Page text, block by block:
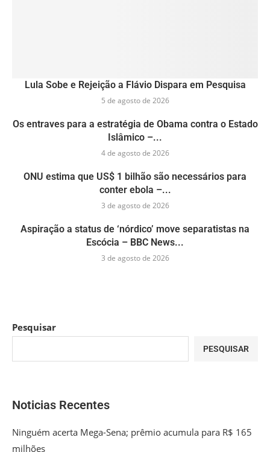
Lula Sobe e Rejeição a Flávio Dispara em Pesquisa
5 de agosto de 2026
Os entraves para a estratégia de Obama contra o Estado
Islâmico –...
4 de agosto de 2026
ONU estima que US$ 1 bilhão são necessários para
conter ebola –...
3 de agosto de 2026
Aspiração a status de ‘nórdico’ move separatistas na
Escócia – BBC News...
3 de agosto de 2026
Pesquisar
PESQUISAR
Noticias Recentes
Ninguém acerta Mega-Sena; prêmio acumula para R$ 165
milhões